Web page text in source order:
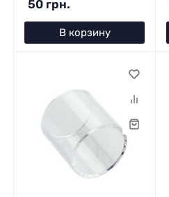
50 грн.
В корзину